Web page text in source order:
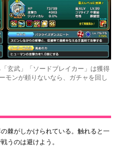
玄武」「ソードブレイカー」は獲得
モンが頼りないなら、ガチャを回し
棘がしかけられている。触れると一
うのは避けよう。